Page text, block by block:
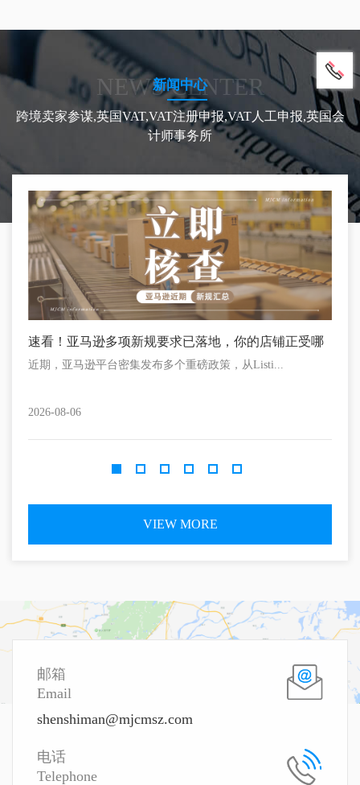
NEWS CENTER
新闻中心
跨境卖家参谋,英国VAT,VAT注册申报,VAT人工申报,英国会
计师事务所
速看！亚马逊多项新规要求已落地，你的店铺正受哪
些影响？
近期，亚马逊平台密集发布多个重磅政策，从Listi...
2026-08-06
VIEW MORE
邮箱
Email
shenshiman@mjcmsz.com
电话
Telephone